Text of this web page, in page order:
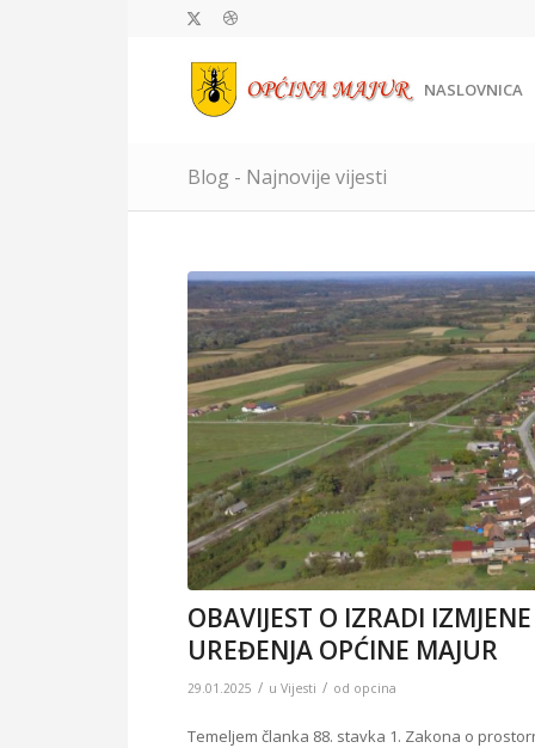
NASLOVNICA
Blog - Najnovije vijesti
OBAVIJEST O IZRADI
UREĐENJA OPĆINE MAJUR
29.01.2025 / u Vijesti / od opcina
Temeljem članka 88. stavka 1. Zakona o